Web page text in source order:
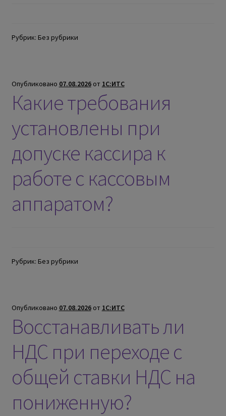
Рубрик: Без рубрики
Опубликовано 07.08.2026 от 1С:ИТС
Какие требования
установлены при
допуске кассира к
работе с кассовым
аппаратом?
Рубрик: Без рубрики
Опубликовано 07.08.2026 от 1С:ИТС
Восстанавливать ли
НДС при переходе с
общей ставки НДС на
пониженную?